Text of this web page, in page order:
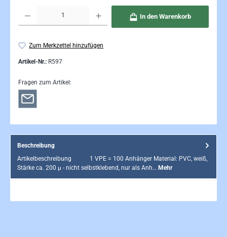
In den Warenkorb
Zum Merkzettel hinzufügen
Artikel-Nr.: R597
Fragen zum Artikel:
Beschreibung
Artikelbeschreibung 1 VPE = 100 Anhänger Material: PVC, weiß,
Stärke ca. 200 µ - nicht selbstklebend, nur als Anh… Mehr